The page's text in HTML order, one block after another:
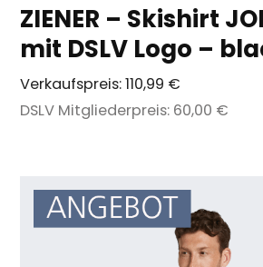
ZIENER – Skishirt
mit DSLV Logo –
Verkaufspreis:110,99 €
DSLV Mitgliederpreis: 60,00 €